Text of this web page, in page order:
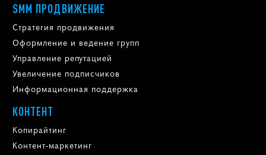
SMM ПРОДВИЖЕНИЕ
Стратегия продвижения
Оформление и ведение групп
Управление репутацией
Увеличение подписчиков
Информационная поддержка
КОНТЕНТ
Копирайтинг
Контент-маркетинг